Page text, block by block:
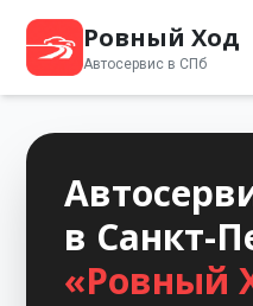
Ровный Ход
Автосервис в СПб
в Санкт-
«Ровный